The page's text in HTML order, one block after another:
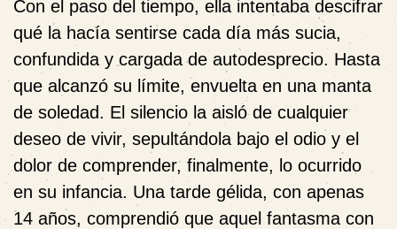
Con el paso del tiempo, ella intentaba descifrar
qué la hacía sentirse cada día más sucia,
confundida y cargada de autodesprecio. Hasta
que alcanzó su límite, envuelta en una manta
de soledad. El silencio la aisló de cualquier
deseo de vivir, sepultándola bajo el odio y el
dolor de comprender, finalmente, lo ocurrido
en su infancia. Una tarde gélida, con apenas
14 años, comprendió que aquel fantasma con